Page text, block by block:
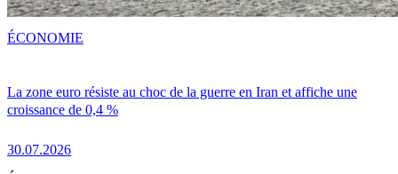
La zone euro résiste au choc de la guerre en Iran et affiche une
croissance de 0,4 %
30.07.2026
ÉCONOMIE